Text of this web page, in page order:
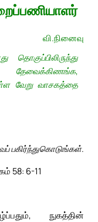
வி.நினைவு
தேவைக்கிணங்க,
வேறு வாசகத்தை
பகிர்ந்துகொடுங்கள்.
58: 6-11
நுகத்தின்